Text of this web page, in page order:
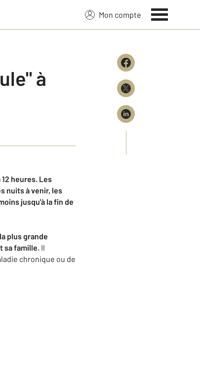
Mon compte
à
heures. Les
nuits à venir, les
jusqu'à la fin de
plus grande
sa famille. Il
chronique ou de